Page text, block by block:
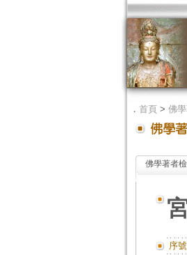
． 首頁> 佛
佛學著者
序號